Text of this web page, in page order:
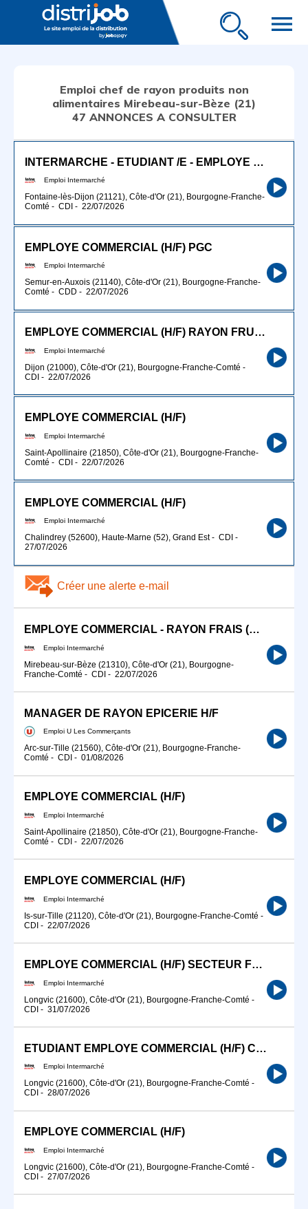
menu
Emploi chef de rayon produits non
alimentaires Mirebeau-sur-Bèze (21)
47 ANNONCES A CONSULTER
INTERMARCHE - ETUDIANT /E - EMPLOYE COMMERCIAL W.E. (H/F)
Emploi Intermarché
Fontaine-lès-Dijon (21121), Côte-d'Or (21), Bourgogne-Franche-
Comté - CDI - 22/07/2026
EMPLOYE COMMERCIAL (H/F) PGC
Emploi Intermarché
Semur-en-Auxois (21140), Côte-d'Or (21), Bourgogne-Franche-
Comté - CDD - 22/07/2026
EMPLOYE COMMERCIAL (H/F) RAYON FRUITS ET LEGUMES
Emploi Intermarché
Dijon (21000), Côte-d'Or (21), Bourgogne-Franche-Comté -
CDI - 22/07/2026
EMPLOYE COMMERCIAL (H/F)
Emploi Intermarché
Saint-Apollinaire (21850), Côte-d'Or (21), Bourgogne-Franche-
Comté - CDI - 22/07/2026
EMPLOYE COMMERCIAL (H/F)
Emploi Intermarché
Chalindrey (52600), Haute-Marne (52), Grand Est- CDI -
27/07/2026
Créer une alerte e-mail
EMPLOYE COMMERCIAL - RAYON FRAIS (H/F)
Emploi Intermarché
Mirebeau-sur-Bèze (21310), Côte-d'Or (21), Bourgogne-
Franche-Comté - CDI - 22/07/2026
MANAGER DE RAYON EPICERIE H/F
Emploi U Les Commerçants
Arc-sur-Tille (21560), Côte-d'Or (21), Bourgogne-Franche-
Comté - CDI - 01/08/2026
EMPLOYE COMMERCIAL (H/F)
Emploi Intermarché
Saint-Apollinaire (21850), Côte-d'Or (21), Bourgogne-Franche-
Comté - CDI - 22/07/2026
EMPLOYE COMMERCIAL (H/F)
Emploi Intermarché
Is-sur-Tille (21120), Côte-d'Or (21), Bourgogne-Franche-Comté -
CDI - 22/07/2026
EMPLOYE COMMERCIAL (H/F) SECTEUR FRAIS 36H45 CDI
Emploi Intermarché
Longvic (21600), Côte-d'Or (21), Bourgogne-Franche-Comté -
CDI - 31/07/2026
ETUDIANT EMPLOYE COMMERCIAL (H/F) CDI 20H
Emploi Intermarché
Longvic (21600), Côte-d'Or (21), Bourgogne-Franche-Comté -
CDI - 28/07/2026
EMPLOYE COMMERCIAL (H/F)
Emploi Intermarché
Longvic (21600), Côte-d'Or (21), Bourgogne-Franche-Comté -
CDI - 27/07/2026